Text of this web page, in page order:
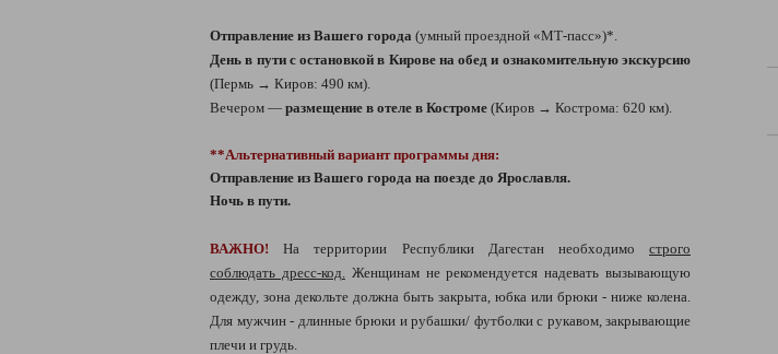
Отправление из Вашего города (умный проездной «МТ-пасс»)*.
День в пути с остановкой в Кирове на обед и ознакомительную экскурсию
(Пермь → Киров: 490 км).
Вечером — размещение в отеле в Костроме (Киров → Кострома: 620 км).
**Альтернативный вариант программы дня:
Отправление из Вашего города на поезде до Ярославля.
Ночь в пути.
ВАЖНО! На территории Республики Дагестан необходимо строго
соблюдать дресс-код.Женщинам не рекомендуется надевать вызывающую
одежду, зона декольте должна быть закрыта, юбка или брюки - ниже колена.
Для мужчин - длинные брюки и рубашки/ футболки с рукавом, закрывающие
плечи и грудь.